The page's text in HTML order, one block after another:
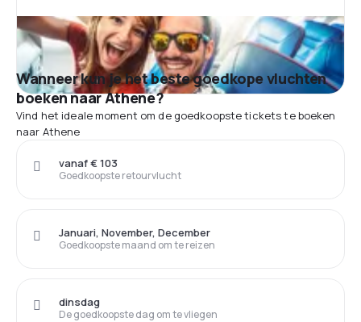
Wanneer kun je het beste goedkope vluchten
boeken naar Athene?
Vind het ideale moment om de goedkoopste tickets te boeken
naar Athene
Goedkoopste retourvlucht
vanaf € 103
Goedkoopste maand om te reizen
Januari, November, December
De goedkoopste dag om te vliegen
dinsdag